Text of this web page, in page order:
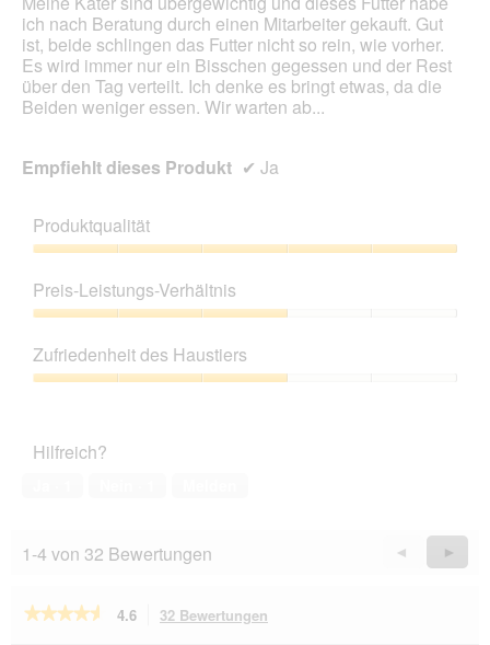
ich nach Beratung durch einen Mitarbeiter gekauft. Gut
ist, beide schlingen das Futter nicht so rein, wie vorher.
Es wird immer nur ein Bisschen gegessen und der Rest
über den Tag verteilt. Ich denke es bringt etwas, da die
Beiden weniger essen. Wir warten ab...
Empfiehlt dieses Produkt ✔ Ja
Produktqualität
5
von
5
Preis-Leistungs-Verhältnis
Leistungs-
Verhältnis,
3
Zufriedenheit des Haustiers
3
Hilfreich?
1-4 von 32 Bewertungen
Zurück
Reviews
◄
Weiter
►
★★★★★
★★★★★ 4.6 32 Bewertungen